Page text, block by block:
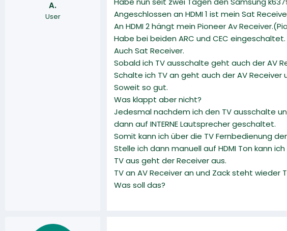
A.
User
Angeschlossen an HDMI 1 ist mein Sat
An HDMI 2 hängt mein Pioneer Av
Habe bei beiden ARC und CEC eingeschaltet.
Auch Sat Receiver.
Sobald ich TV ausschalte geht auch der AV
Schalte ich TV an geht auch der AV Receiver
Soweit so gut.
Was klappt aber nicht?
Jedesmal nachdem ich den TV ausschalte
dann auf INTERNE Lautsprecher geschaltet.
Somit kann ich über die TV Fernbedienung
Stelle ich dann manuell auf HDMI Ton kann
TV aus geht der Receiver aus.
TV an AV Receiver an und Zack steht wieder
Was soll das?